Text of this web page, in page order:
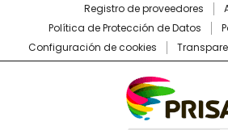
Registro de proveedores
Política de Protección de Datos
Configuración de cookies